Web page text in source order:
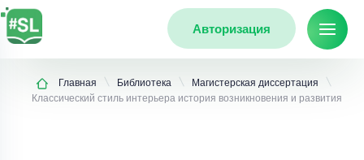
Авторизация
Главная Библиотека
Магистерская диссертация
Классический стиль интерьера история возникновения и развития